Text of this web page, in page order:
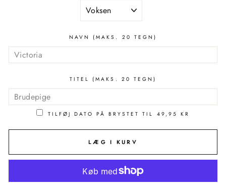
NAVN (MAKS. 20 TEGN)
TITEL (MAKS. 20 TEGN)
TILFØJ DATO PÅ BRYSTET TIL 49,95 KR
LÆG I KURV